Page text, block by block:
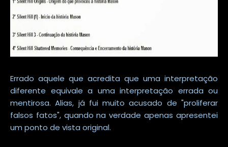
Errado aquele que acredita que uma interpretação
diferente equivale a uma interpretação errada ou
mentirosa. Alias, já fui muito acusado de "proliferar
falsos fatos", quando na verdade apenas apresentei
um ponto de vista original.